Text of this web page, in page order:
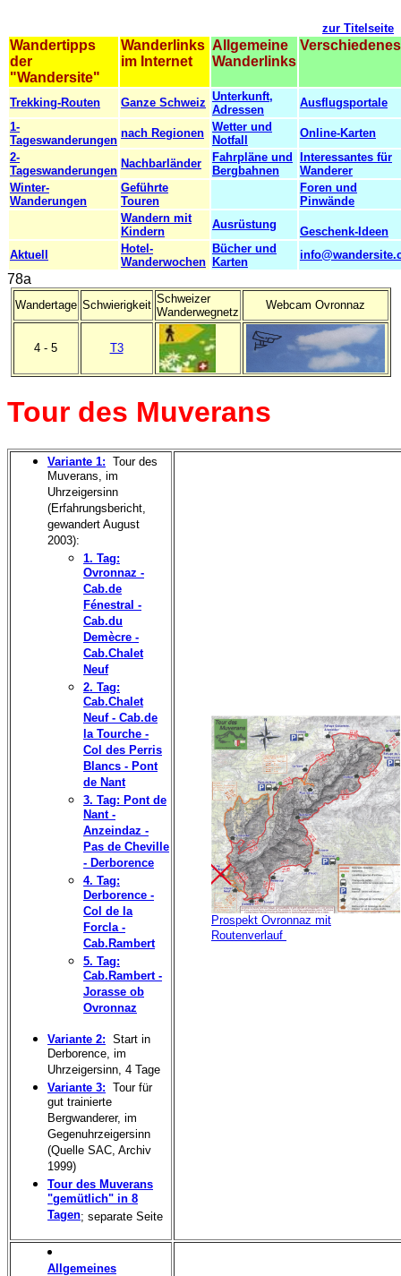
zur Titelseite
Wandertipps
der
"Wandersite"
Wanderlinks
im Internet
Allgemeine
Wanderlinks
Verschiedenes
Trekking-Routen Ganze Schweiz Unterkunft,
Adressen
Ausflugsportale
1-
Tageswanderungen
nach Regionen Wetter und
Notfall
Online-Karten
2-
Tageswanderungen
Nachbarländer
Fahrpläne und
Bergbahnen
Interessantes für
Wanderer
Winter-
Wanderungen
Geführte
Touren
Foren und
Pinwände
Wandern mit
Kindern
Ausrüstung
Geschenk-Ideen
Aktuell
Hotel-
Wanderwochen
Bücher und
Karten
78a
Wandertage Schwierigkeit Schweizer
Wanderwegnetz
Webcam Ovronnaz
4 - 5 T3
Tour des Muverans
Variante 1: Tour des
Muverans, im
Uhrzeigersinn
(Erfahrungsbericht,
gewandert August
2003):
1. Tag:
Ovronnaz -
Cab.de
Fénestral -
Cab.du
Demècre -
Cab.Chalet
Neuf
2. Tag:
Cab.Chalet
Neuf - Cab.de
la Tourche -
Col des Perris
Blancs - Pont
de Nant
3. Tag: Pont de
Nant -
Anzeindaz -
Pas de Cheville
- Derborence
4. Tag:
Derborence -
Col de la
Forcla -
Cab.Rambert
5. Tag:
Cab.Rambert -
Jorasse ob
Ovronnaz
Variante 2: Start in
Derborence, im
Uhrzeigersinn, 4 Tage
Variante 3: Tour für
gut trainierte
Bergwanderer, im
Gegenuhrzeigersinn
(Quelle SAC, Archiv
1999)
Tour des Muverans
"gemütlich" in 8
Tagen; separate Seite
Prospekt Ovronnaz mit
Routenverlauf
Allgemeines